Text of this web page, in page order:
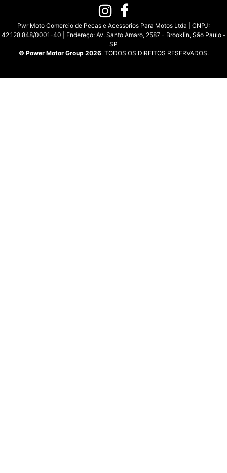
Pwr Moto Comercio de Pecas e Acessorios Para Motos Ltda | CNPJ:
42.128.848/0001-40 | Endereço: Av. Santo Amaro, 2587 - Brooklin, São Paulo -
SP
© Power Motor Group 2026. TODOS OS DIREITOS RESERVADOS.